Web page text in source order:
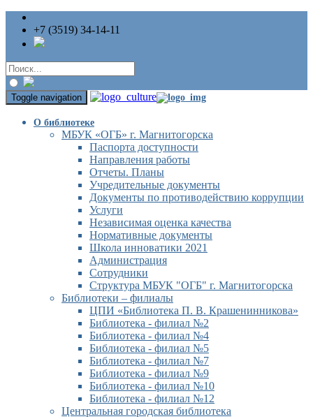
+7 (3519) 34-14-11
Toggle navigation
О библиотеке
МБУК «ОГБ» г. Магнитогорска
Паспорта доступности
Направления работы
Отчеты. Планы
Учредительные документы
Документы по противодействию коррупции
Услуги
Независимая оценка качества
Нормативные документы
Школа инноватики 2021
Администрация
Сотрудники
Структура МБУК "ОГБ" г. Магнитогорска
Библиотеки – филиалы
ЦПИ «Библиотека П. В. Крашенинникова»
Библиотека - филиал №2
Библиотека - филиал №4
Библиотека - филиал №5
Библиотека - филиал №7
Библиотека - филиал №9
Библиотека - филиал №10
Библиотека - филиал №12
Центральная городская библиотека